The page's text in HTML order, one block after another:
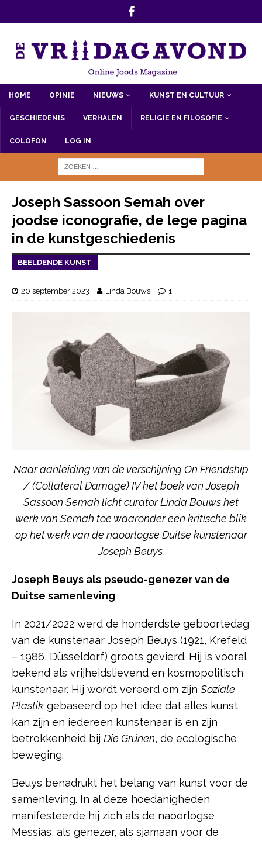
HOME OPINIE NIEUWS KUNST EN CULTUUR
GESCHIEDENIS VERHALEN RELIGIE EN FILOSOFIE
COLOFON LOG IN
Joseph Sassoon Semah over
joodse iconografie, de lege pagina
in de kunstgeschiedenis
BEELDENDE KUNST
20 september 2023 Linda Bouws 1
Naar aanleiding van de verschijning On Friendship
/ (Collateral Damage) IV het boek van Joseph
Sassoon Semah licht curator Linda Bouws het
werk van Semah toe waaronder een kritische blik
op het werk van de naoorlogse Duitse kunstenaar
Joseph Beuys.
Joseph Beuys als pseudo-genezer van de
Duitse samenleving
In 2021/2022 werd de honderdste geboortedag
van de kunstenaar Joseph Beuys (1921, Krefeld
– 1986, Düsseldorf) groots gevierd. Hij is vooral
bekend als vrijheidslievend en kosmopolitisch
kunstenaar. Hij wordt vereerd om zijn Soziale
Plastik gebaseerd op het idee dat alles kunst
kan zijn en iedereen kunstenaar is en zijn
betrokkenheid bij Die Grünen, de ecologische
beweging.
Beuys benadrukt het belang van kunst voor de
samenleving. In al deze hoedanigheden
manifesteerde hij zich als de naoorlogse
Messias, als genezer, als sjamaan voor de